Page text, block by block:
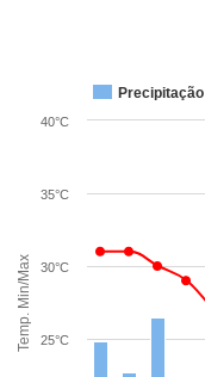
Temp. Min/Max
Precipitação
25°C
30°C
35°C
40°C